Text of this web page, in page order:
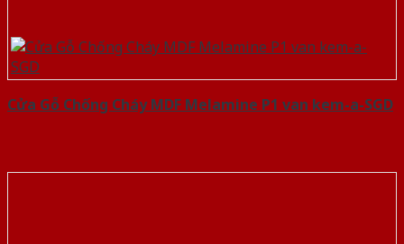
Cửa Gỗ Chống Cháy MDF Melamine P1 van kem-a-SGD